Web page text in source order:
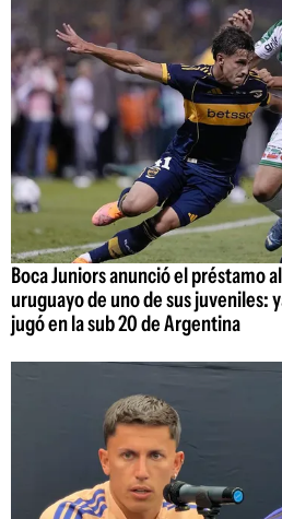
Boca Juniors anunció el préstamo
uruguayo de uno de sus juveniles:
jugó en la sub 20 de Argentina